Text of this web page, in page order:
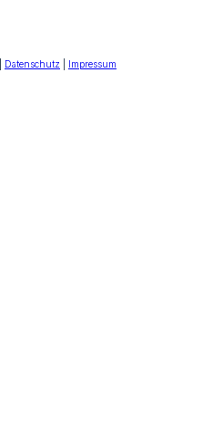
Datenschutz Impressum